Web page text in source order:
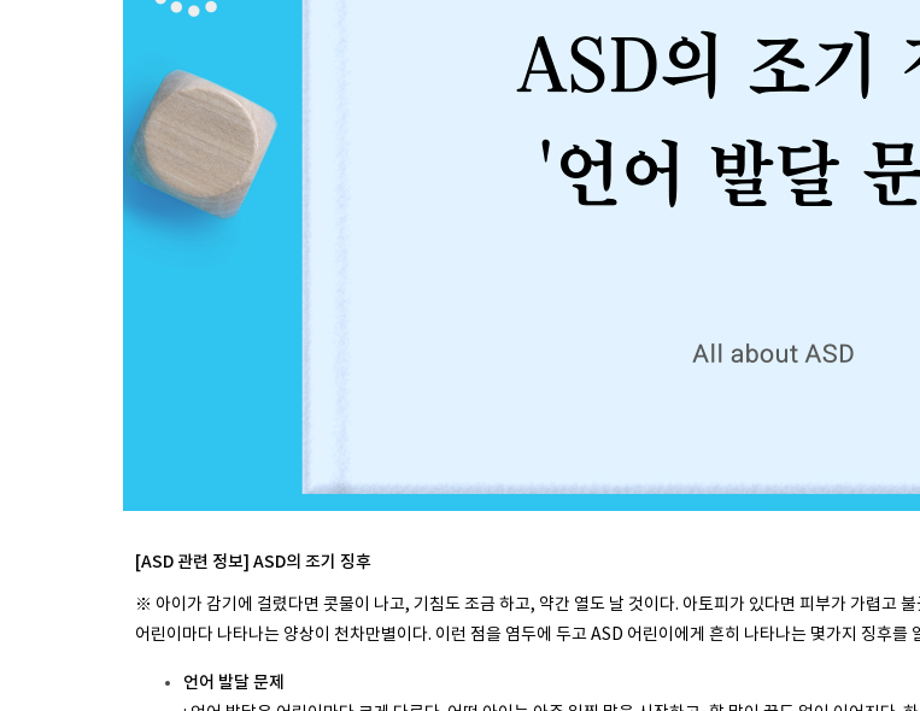
[ASD 관련 정보] ASD의 조기 징후
※ 아이가 감기에 걸렸다면 콧물이 나고, 기침도 조금 하고, 약간 열도 날 것이다. 아토피가 있다면 피부가 가렵고
어린이마다 나타나는 양상이 천차만별이다. 이런 점을 염두에 두고 ASD 어린이에게 흔히 나타나는 몇가지 징후를
언어 발달 문제